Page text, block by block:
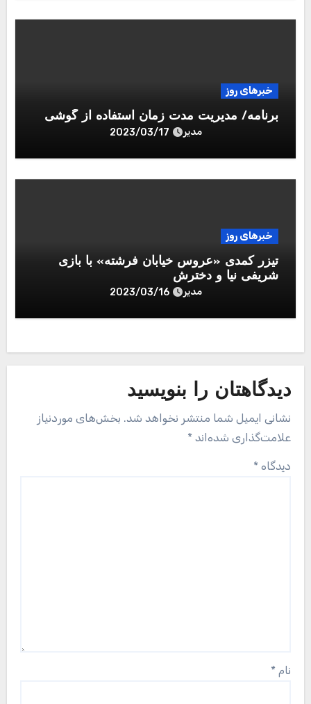
خبرهای روز
برنامه/ مدیریت مدت زمان استفاده از گوشی
مدیر 2023/03/17
خبرهای روز
تیزر کمدی «عروس خیابان فرشته» با بازی
شریفی نیا و دخترش
مدیر 2023/03/16
دیدگاهتان را بنویسید
نشانی ایمیل شما منتشر نخواهد شد. بخش‌های موردنیاز
علامت‌گذاری شده‌اند *
دیدگاه *
نام *